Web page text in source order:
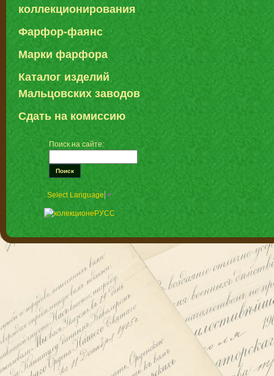
коллекционирования
Фарфор-фаянс
Марки фарфора
Каталог изделий
Мальцовских заводов
Сдать на комиссию
Поиск на сайте:
Select Language ▼